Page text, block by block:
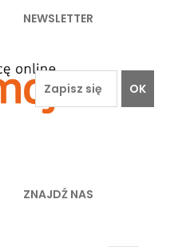
NEWSLETTER
OK
ZNAJDŹ NAS